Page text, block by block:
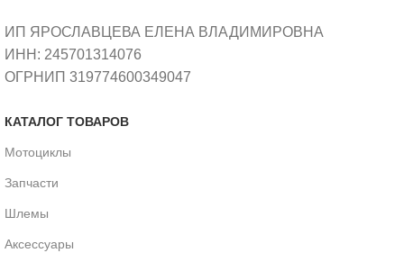
ИП ЯРОСЛАВЦЕВА ЕЛЕНА ВЛАДИМИРОВНА
ИНН: 245701314076
ОГРНИП 319774600349047
КАТАЛОГ ТОВАРОВ
Мотоциклы
Запчасти
Шлемы
Аксессуары